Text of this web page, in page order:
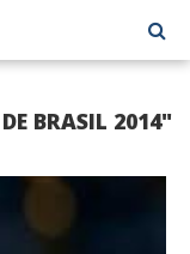
BRASIL 2014"